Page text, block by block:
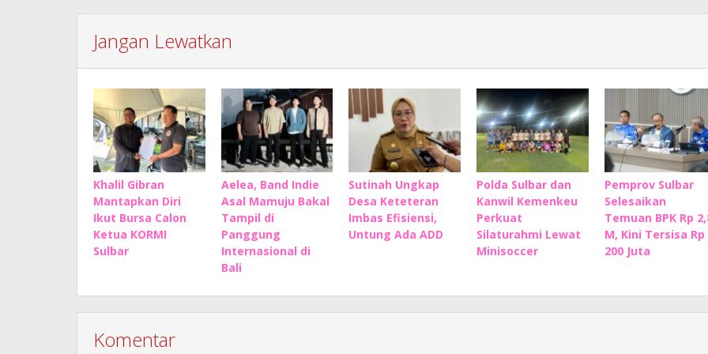
Jangan Lewatkan
Khalil Gibran
Mantapkan Diri
Ikut Bursa Calon
Ketua KORMI
Sulbar
Aelea, Band Indie
Asal Mamuju Bakal
Tampil di
Panggung
Internasional di
Bali
Sutinah Ungkap
Desa Keteteran
Imbas Efisiensi,
Untung Ada ADD
Polda Sulbar dan
Kanwil Kemenkeu
Perkuat
Silaturahmi Lewat
Minisoccer
Pemprov Sulbar
Selesaikan
Temuan BPK Rp
M, Kini Tersisa Rp
200 Juta
Komentar